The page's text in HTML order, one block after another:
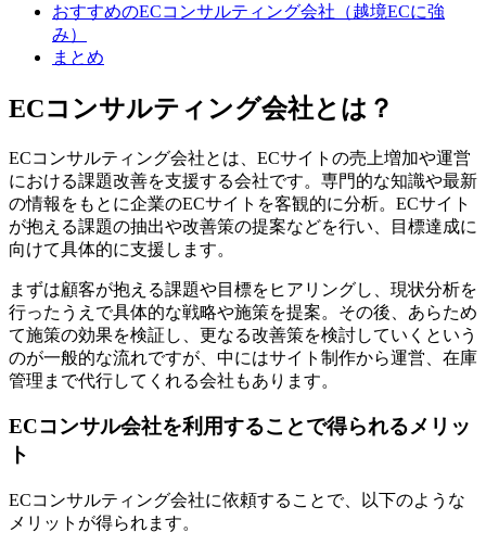
おすすめのECコンサルティング会社（越境ECに強
み）
まとめ
ECコンサルティング会社とは？
ECコンサルティング会社とは、ECサイトの売上増加や運営
における課題改善を支援する会社です。専門的な知識や最新
の情報をもとに企業のECサイトを客観的に分析。ECサイト
が抱える課題の抽出や改善策の提案などを行い、目標達成に
向けて具体的に支援します。
まずは顧客が抱える課題や目標をヒアリングし、現状分析を
行ったうえで具体的な戦略や施策を提案。その後、あらため
て施策の効果を検証し、更なる改善策を検討していくという
のが一般的な流れですが、中にはサイト制作から運営、在庫
管理まで代行してくれる会社もあります。
ECコンサル会社を利用することで得られるメリッ
ト
ECコンサルティング会社に依頼することで、以下のような
メリットが得られます。